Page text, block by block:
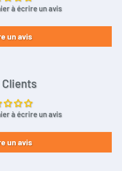
à écrire un avis
un avis
Clients
à écrire un avis
un avis